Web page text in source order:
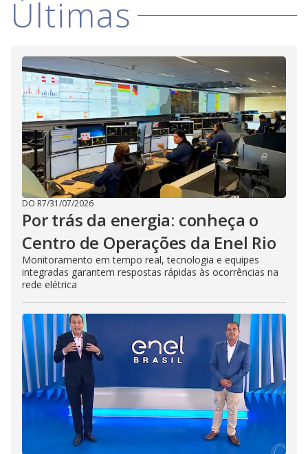
i
d
e
o
Últimas
DO R7/31/07/2026
Por trás da energia: conheça o
Centro de Operações da Enel Rio
Monitoramento em tempo real, tecnologia e equipes
integradas garantem respostas rápidas às ocorrências na
rede elétrica